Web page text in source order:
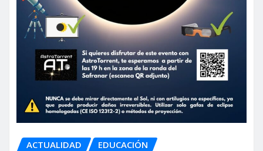
ACTUALIDAD
EDUCACIÓN